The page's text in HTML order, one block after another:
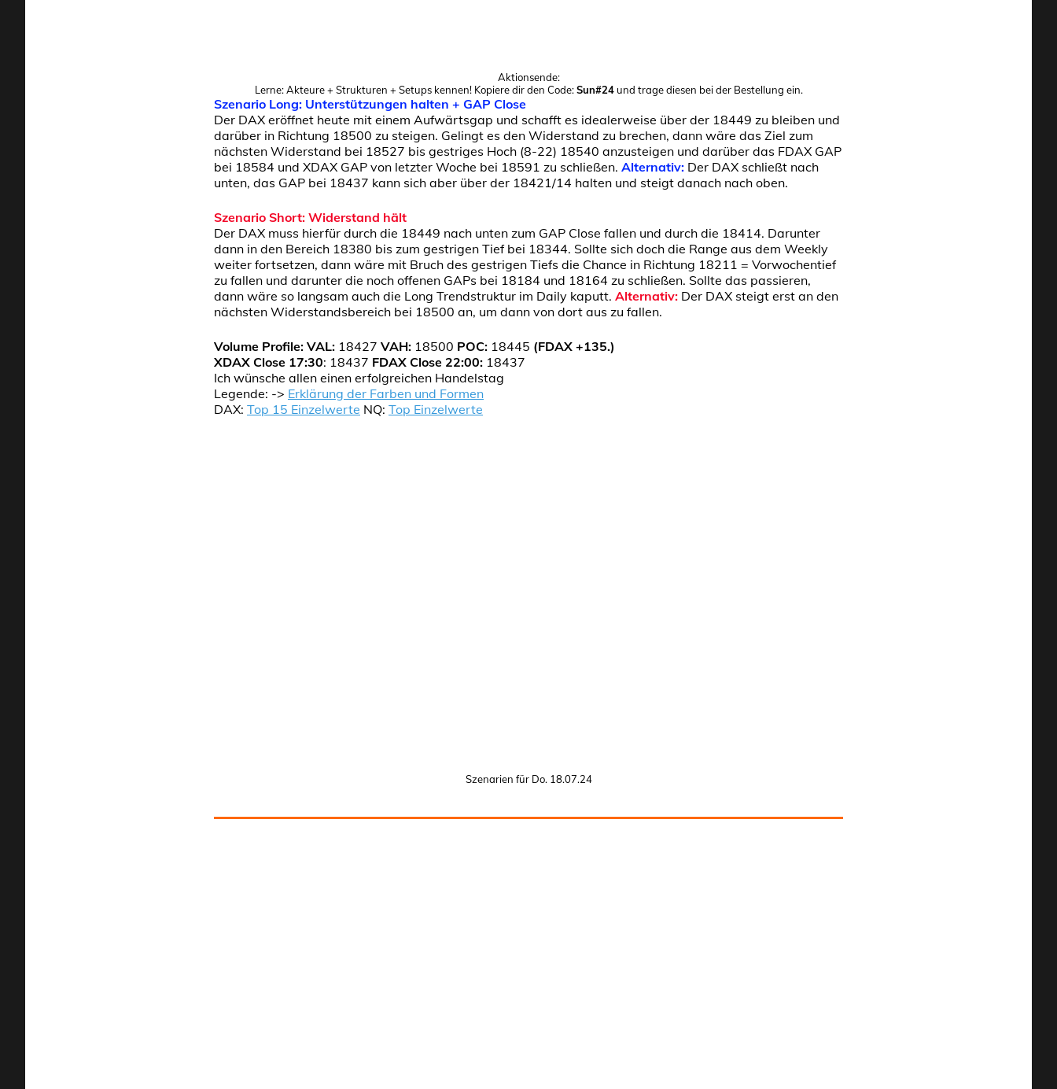
Aktionsende:
Lerne: Akteure + Strukturen + Setups kennen! Kopiere dir den Code:Sun#24und trage diesen bei der Bestellung ein.
Szenario Long: Unterstützungen halten + GAP Close
Der DAX eröffnet heute mit einem Aufwärtsgap und schafft es idealerweise über der 18449 zu bleiben und
darüber in Richtung 18500 zu steigen. Gelingt es den Widerstand zu brechen, dann wäre das Ziel zum
nächsten Widerstand bei 18527 bis gestriges Hoch (8-22) 18540 anzusteigen und darüber das FDAX GAP
bei 18584 und XDAX GAP von letzter Woche bei 18591 zu schließen. Alternativ: Der DAX schließt nach
unten, das GAP bei 18437 kann sich aber über der 18421/14 halten und steigt danach nach oben.
Szenario Short: Widerstand hält
Der DAX muss hierfür durch die 18449 nach unten zum GAP Close fallen und durch die 18414. Darunter
dann in den Bereich 18380 bis zum gestrigen Tief bei 18344. Sollte sich doch die Range aus dem Weekly
weiter fortsetzen, dann wäre mit Bruch des gestrigen Tiefs die Chance in Richtung 18211 = Vorwochentief
zu fallen und darunter die noch offenen GAPs bei 18184 und 18164 zu schließen. Sollte das passieren,
dann wäre so langsam auch die Long Trendstruktur im Daily kaputt. Alternativ: Der DAX steigt erst an den
nächsten Widerstandsbereich bei 18500 an, um dann von dort aus zu fallen.
Volume Profile: VAL: 18427 VAH: 18500 POC: 18445 (FDAX +135.)
XDAX Close 17:30: 18437 FDAX Close 22:00: 18437
Ich wünsche allen einen erfolgreichen Handelstag
Legende: -> Erklärung der Farben und Formen
DAX: Top 15 Einzelwerte NQ: Top Einzelwerte
Szenarien für Do. 18.07.24